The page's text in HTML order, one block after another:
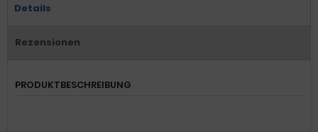
Details
Rezensionen
PRODUKTBESCHREIBUNG